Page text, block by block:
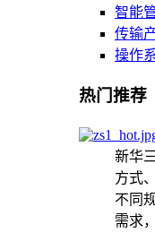
智能
传输
操作
热门推荐
新华
方式
不同
需求